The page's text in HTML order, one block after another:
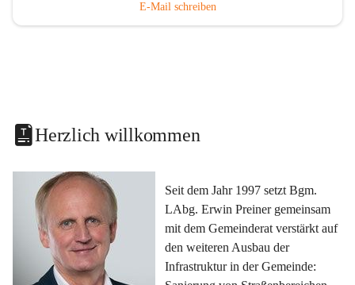
E-Mail schreiben
Herzlich willkommen
Seit dem Jahr 1997 setzt Bgm.
LAbg. Erwin Preiner gemeinsam
mit dem Gemeinderat verstärkt auf
den weiteren Ausbau der
Infrastruktur in der Gemeinde: